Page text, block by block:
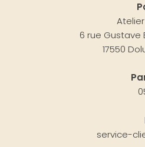
6 rue Gustave
17550
service-